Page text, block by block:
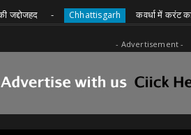
- Advertisement -
Chhattisgarh कवर्धा में करंट का कहर,